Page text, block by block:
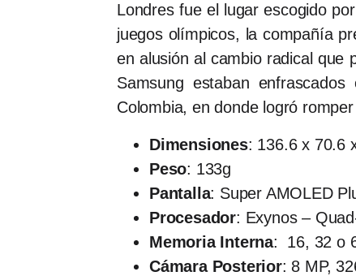
Londres fue el lugar escogido
juegos olímpicos, la compañía
en alusión al cambio radical que
Samsung estaban
Colombia, en donde logró
Dimensiones: 136.6 x 70.6
Peso: 133g
Pantalla: Super AMOLED
Procesador: Exynos –
Memoria Interna: 16, 32 o
Cámara Posterior: 8 MP,